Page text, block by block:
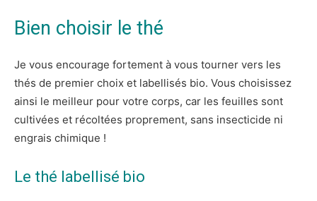
Bien choisir le thé
Je vous encourage fortement à vous tourner vers les
thés de premier choix et labellisés bio. Vous choisissez
ainsi le meilleur pour votre corps, car les feuilles sont
cultivées et récoltées proprement, sans insecticide ni
engrais chimique !
Le thé labellisé bio